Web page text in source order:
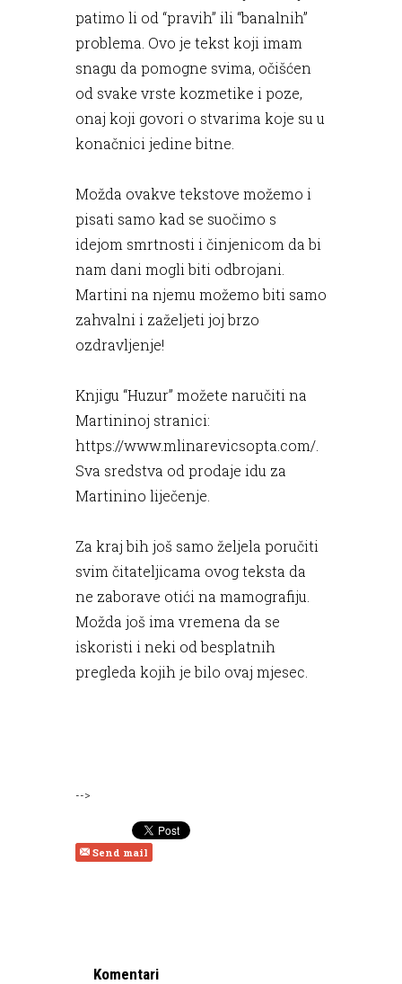
patimo li od “pravih” ili “banalnih”
problema. Ovo je tekst koji imam
snagu da pomogne svima, očišćen
od svake vrste kozmetike i poze,
onaj koji govori o stvarima koje su u
konačnici jedine bitne.
Možda ovakve tekstove možemo i
pisati samo kad se suočimo s
idejom smrtnosti i činjenicom da bi
nam dani mogli biti odbrojani.
Martini na njemu možemo biti samo
zahvalni i zaželjeti joj brzo
ozdravljenje!
Knjigu “Huzur” možete naručiti na
Martininoj stranici:
https://www.mlinarevicsopta.com/.
Sva sredstva od prodaje idu za
Martinino liječenje.
Za kraj bih još samo željela poručiti
svim čitateljicama ovog teksta da
ne zaborave otići na mamografiju.
Možda još ima vremena da se
iskoristi i neki od besplatnih
pregleda kojih je bilo ovaj mjesec.
-->
Send mail
Komentari